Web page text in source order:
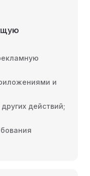
и
действий;